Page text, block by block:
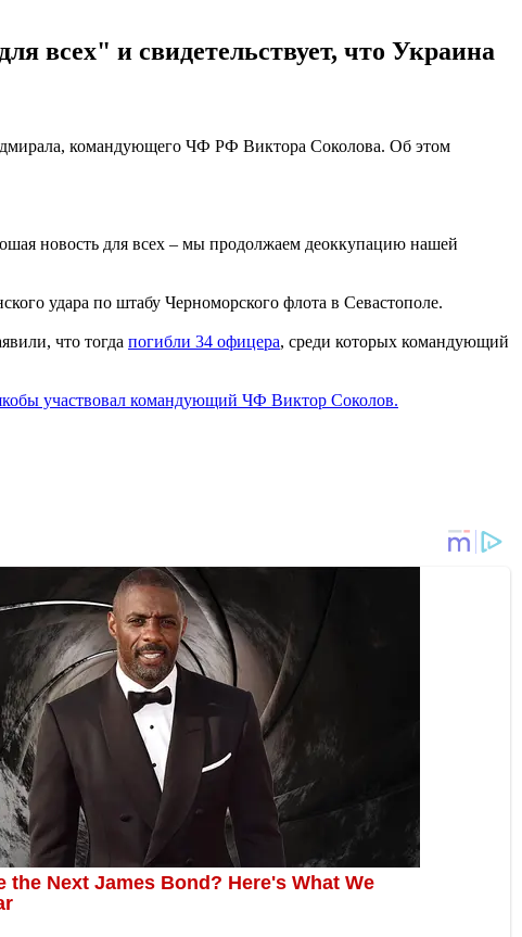
всех" и свидетельствует, что Украина
командующего ЧФ РФ Виктора Соколова. Об этом
новость для всех – мы продолжаем деоккупацию нашей
удара по штабу Черноморского флота в Севастополе.
что тогда погибли 34 офицера, среди которых командующий
участвовал командующий ЧФ Виктор Соколов.